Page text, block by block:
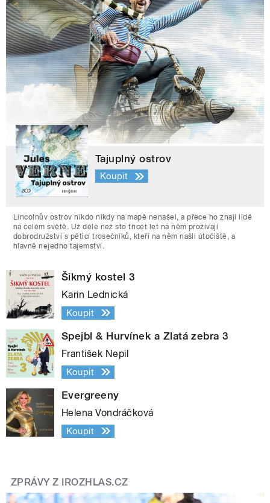
Tajuplný ostrov
Koupit
Lincolnův ostrov nikdo nikdy na mapě nenašel, a přece ho znají lidé
na celém světě. Už déle než sto třicet let na něm prožívají
dobrodružství s pěticí trosečníků, kteří na něm našli útočiště, a
hlavně nejedno tajemství.
Šikmý kostel 3
Karin Lednická
Koupit
Spejbl & Hurvínek a Zlatá zebra 3
František Nepil
Koupit
Evergreeny
Helena Vondráčková
Koupit
ZPRÁVY Z IROZHLAS.CZ